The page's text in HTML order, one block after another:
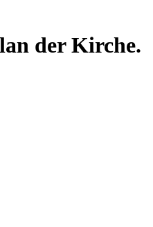
der Kirche.